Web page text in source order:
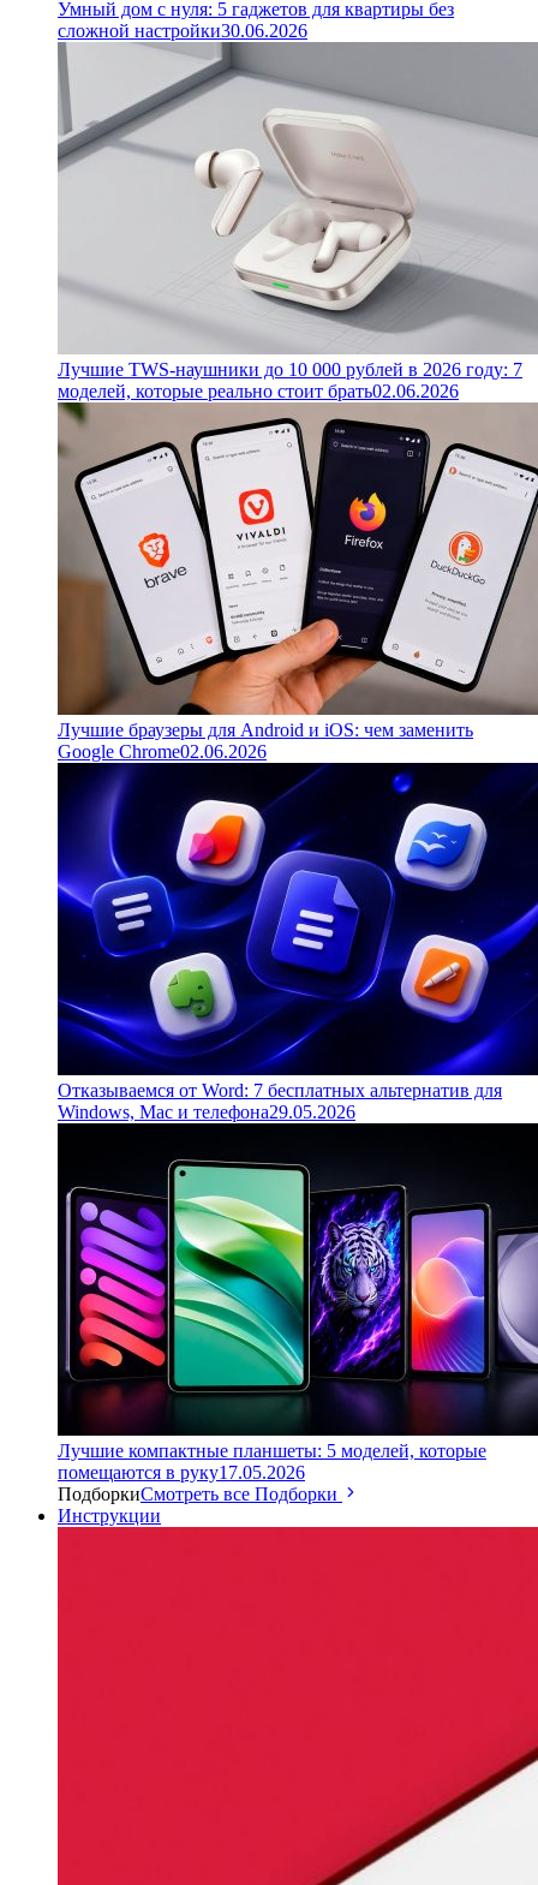
Умный дом с нуля: 5 гаджетов для квартиры без
сложной настройки30.06.2026
Лучшие TWS-наушники до 10 000 рублей в 2026 году: 7
моделей, которые реально стоит брать02.06.2026
Лучшие браузеры для Android и iOS: чем заменить
Google Chrome02.06.2026
Отказываемся от Word: 7 бесплатных альтернатив для
Windows, Mac и телефона29.05.2026
Лучшие компактные планшеты: 5 моделей, которые
помещаются в руку17.05.2026
ПодборкиСмотреть все Подборки
Инструкции